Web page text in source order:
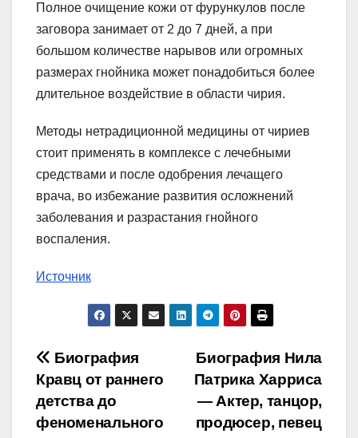
Полное очищение кожи от фурункулов после
заговора занимает от 2 до 7 дней, а при
большом количестве нарывов или огромных
размерах гнойника может понадобиться более
длительное воздействие в области чирия.
Методы нетрадиционной медицины от чириев
стоит применять в комплексе с лечебными
средствами и после одобрения лечащего
врача, во избежание развития осложнений
заболевания и разрастания гнойного
воспаления.
Источник
Навигация
по
записям
Биография Нила
Патрика Харриса
— Актер, танцор,
продюсер, певец
Биография
Кравц от раннего
детства до
феноменального